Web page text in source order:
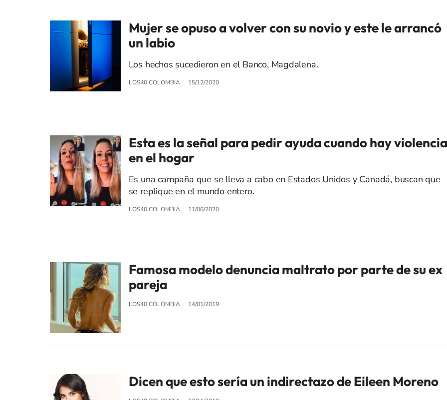
Mujer se opuso a volver con su novio y este le arrancó
un labio
Los hechos sucedieron en el Banco, Magdalena.
LOS40 COLOMBIA 15/12/2020
Esta es la señal para pedir ayuda cuando hay violencia
en el hogar
Es una campaña que se lleva a cabo en Estados Unidos y Canadá, buscan que
se replique en el mundo entero.
LOS40 COLOMBIA 11/06/2020
Famosa modelo denuncia maltrato por parte de su ex
pareja
LOS40 COLOMBIA 14/01/2019
Dicen que esto sería un indirectazo de Eileen Moreno